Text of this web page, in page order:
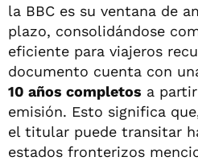
la BBC es su ventana de
plazo, consolidándose
eficiente para viajeros
documento cuenta con
10 años completos a
emisión. Esto significa
el titular puede transitar
estados fronterizos